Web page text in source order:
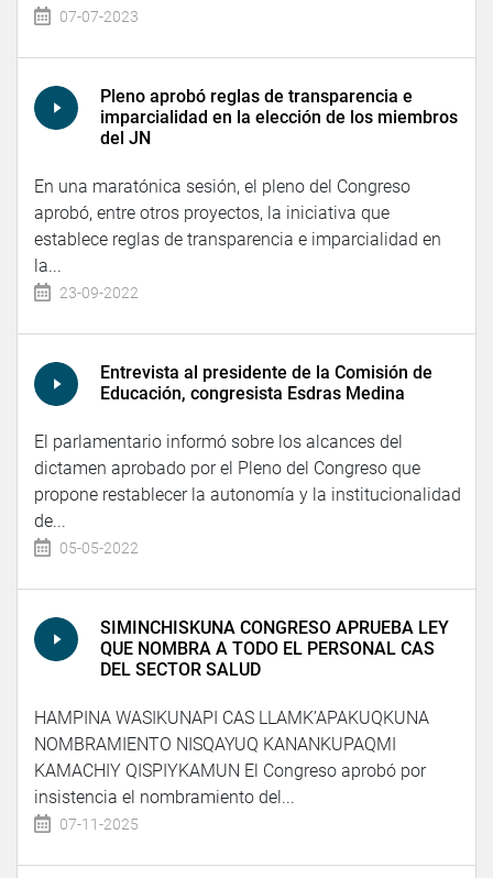
07-07-2023
Pleno aprobó reglas de transparencia e
imparcialidad en la elección de los miembros
del JN
En una maratónica sesión, el pleno del Congreso
aprobó, entre otros proyectos, la iniciativa que
establece reglas de transparencia e imparcialidad en
la...
23-09-2022
Entrevista al presidente de la Comisión de
Educación, congresista Esdras Medina
El parlamentario informó sobre los alcances del
dictamen aprobado por el Pleno del Congreso que
propone restablecer la autonomía y la institucionalidad
de...
05-05-2022
SIMINCHISKUNA CONGRESO APRUEBA LEY
QUE NOMBRA A TODO EL PERSONAL CAS
DEL SECTOR SALUD
HAMPINA WASIKUNAPI CAS LLAMK’APAKUQKUNA
NOMBRAMIENTO NISQAYUQ KANANKUPAQMI
KAMACHIY QISPIYKAMUN El Congreso aprobó por
insistencia el nombramiento del...
07-11-2025